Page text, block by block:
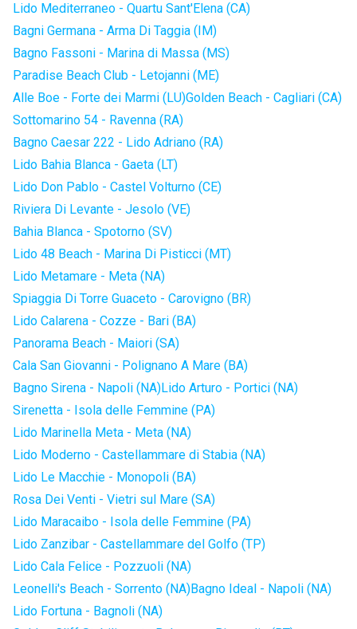
Lido Mediterraneo - Quartu Sant'Elena (CA)
Bagni Germana - Arma Di Taggia (IM)
Bagno Fassoni - Marina di Massa (MS)
Paradise Beach Club - Letojanni (ME)
Alle Boe - Forte dei Marmi (LU)Golden Beach - Cagliari (CA)
Sottomarino 54 - Ravenna (RA)
Bagno Caesar 222 - Lido Adriano (RA)
Lido Bahia Blanca - Gaeta (LT)
Lido Don Pablo - Castel Volturno (CE)
Riviera Di Levante - Jesolo (VE)
Bahia Blanca - Spotorno (SV)
Lido 48 Beach - Marina Di Pisticci (MT)
Lido Metamare - Meta (NA)
Spiaggia Di Torre Guaceto - Carovigno (BR)
Lido Calarena - Cozze - Bari (BA)
Panorama Beach - Maiori (SA)
Cala San Giovanni - Polignano A Mare (BA)
Bagno Sirena - Napoli (NA)Lido Arturo - Portici (NA)
Sirenetta - Isola delle Femmine (PA)
Lido Marinella Meta - Meta (NA)
Lido Moderno - Castellammare di Stabia (NA)
Lido Le Macchie - Monopoli (BA)
Rosa Dei Venti - Vietri sul Mare (SA)
Lido Maracaibo - Isola delle Femmine (PA)
Lido Zanzibar - Castellammare del Golfo (TP)
Lido Cala Felice - Pozzuoli (NA)
Leonelli's Beach - Sorrento (NA)Bagno Ideal - Napoli (NA)
Lido Fortuna - Bagnoli (NA)